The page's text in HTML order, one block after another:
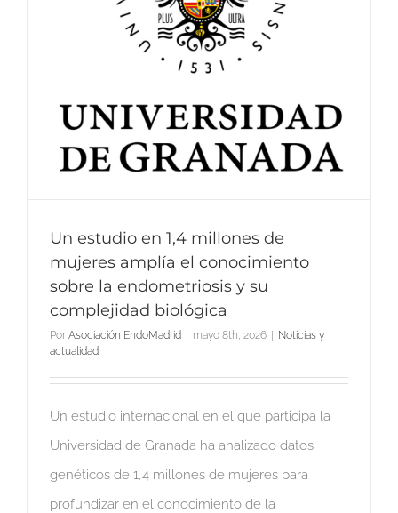
Un estudio en 1,4 millones de
mujeres amplía el conocimiento
sobre la endometriosis y su
complejidad biológica
Por Asociación EndoMadrid mayo 8th, 2026
Noticias y
actualidad
Un estudio internacional en el que participa la
Universidad de Granada ha analizado datos
genéticos de 1,4 millones de mujeres para
profundizar en el conocimiento de la